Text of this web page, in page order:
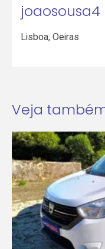
joaosousa4
Lisboa,Oeiras
Veja